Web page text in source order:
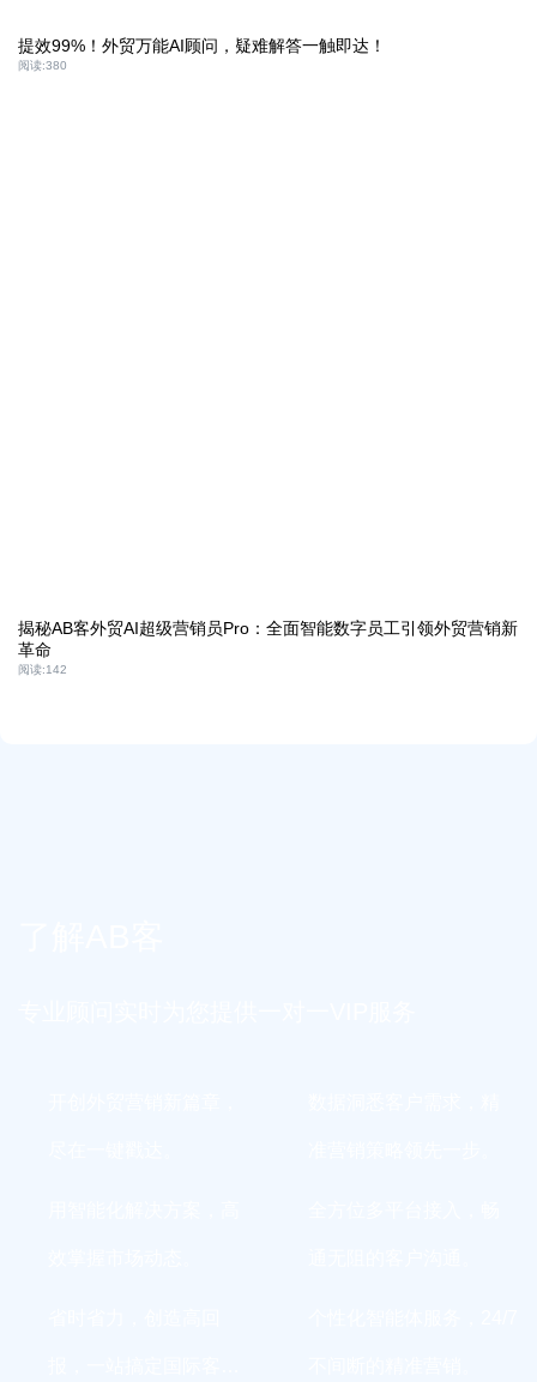
提效99%！外贸万能AI顾问，疑难解答一触即达！
阅读:380
揭秘AB客外贸AI超级营销员Pro：全面智能数字员工引领外贸营销新
革命
阅读:142